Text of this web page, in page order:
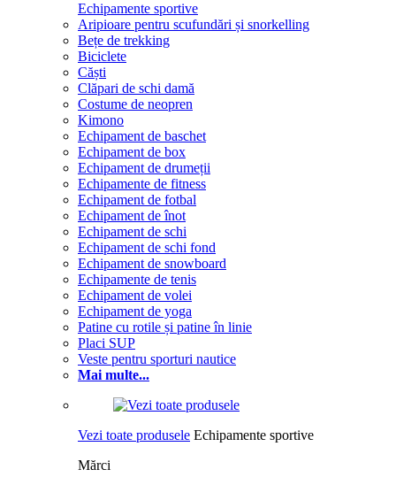
Echipamente sportive
Aripioare pentru scufundări și snorkelling
Bețe de trekking
Biciclete
Căști
Clăpari de schi damă
Costume de neopren
Kimono
Echipament de baschet
Echipament de box
Echipament de drumeții
Echipamente de fitness
Echipament de fotbal
Echipament de înot
Echipament de schi
Echipament de schi fond
Echipament de snowboard
Echipamente de tenis
Echipament de volei
Echipament de yoga
Patine cu rotile și patine în linie
Placi SUP
Veste pentru sporturi nautice
Mai multe...
Vezi toate produsele Echipamente sportive
Mărci